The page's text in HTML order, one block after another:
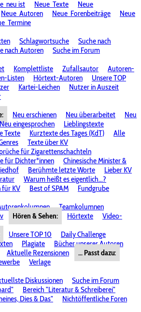
neu ist Neue Texte
Neue
Neue Autoren Neue Forenbeiträge
Neue
Termine
Schlagwortsuche
Suche nach
nach Autoren
Suche im Forum
Komplettliste Zufallsautor
Autoren-
Listen Hörtext-Autoren
Unsere TOP
Kartei-Leichen
Nutzer in Auszeit
Neu erschienen Neu überarbeitet
Neu
Neu eingesprochen
Lieblingstexte
Texte
Kurztexte des Tages (KdT)
Alle
Texte über KV
für Zigarettenschachteln
für Dichter*innen
Chinesische Minister &
Berühmte letzte Worte
Lieber KV
Warum heißt es eigentlich...?
für KV
Best of SPAM
Fundgrube
Teamkolumnen
Hören & Sehen: Hörtexte
Video-
Unsere TOP 10
Daily Challenge
Plagiate
Bücher unserer Autoren
Aktuelle Rezensionen
... Passt dazu:
Verlage
Diskussionen
Suche im Forum
Bereich "Literatur & Schreiberei"
Dies & Das"
Nichtöffentliche Foren